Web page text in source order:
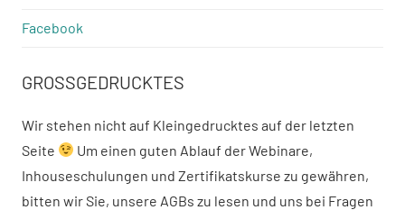
Facebook
GROSSGEDRUCKTES
Wir stehen nicht auf Kleingedrucktes auf der letzten
Seite
Um einen guten Ablauf der Webinare,
Inhouseschulungen und Zertifikatskurse zu gewähren,
bitten wir Sie, unsere AGBs zu lesen und uns bei Fragen